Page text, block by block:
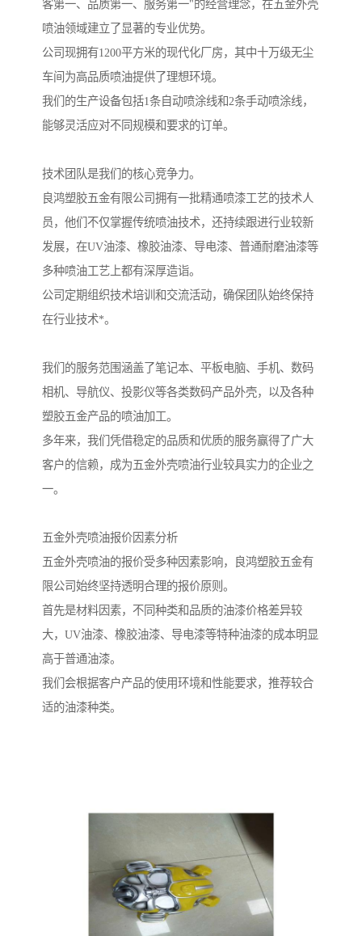
客第一、品质第一、服务第一"的经营理念，在五金外壳
喷油领域建立了显著的专业优势。
公司现拥有1200平方米的现代化厂房，其中十万级无尘
车间为高品质喷油提供了理想环境。
我们的生产设备包括1条自动喷涂线和2条手动喷涂线，
能够灵活应对不同规模和要求的订单。
技术团队是我们的核心竞争力。
良鸿塑胶五金有限公司拥有一批精通喷漆工艺的技术人
员，他们不仅掌握传统喷油技术，还持续跟进行业较新
发展，在UV油漆、橡胶油漆、导电漆、普通耐磨油漆等
多种喷油工艺上都有深厚造诣。
公司定期组织技术培训和交流活动，确保团队始终保持
在行业技术*。
我们的服务范围涵盖了笔记本、平板电脑、手机、数码
相机、导航仪、投影仪等各类数码产品外壳，以及各种
塑胶五金产品的喷油加工。
多年来，我们凭借稳定的品质和优质的服务赢得了广大
客户的信赖，成为五金外壳喷油行业较具实力的企业之
一。
五金外壳喷油报价因素分析
五金外壳喷油的报价受多种因素影响，良鸿塑胶五金有
限公司始终坚持透明合理的报价原则。
首先是材料因素，不同种类和品质的油漆价格差异较
大，UV油漆、橡胶油漆、导电漆等特种油漆的成本明显
高于普通油漆。
我们会根据客户产品的使用环境和性能要求，推荐较合
适的油漆种类。